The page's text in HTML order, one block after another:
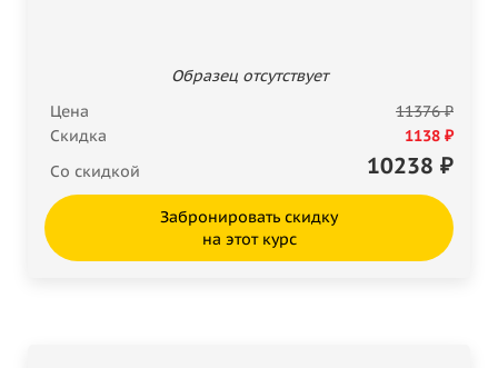
Образец отсутствует
Цена
11376 ₽
Скидка
1138 ₽
Со скидкой
10238 ₽
Забронировать скидку
на этот курс